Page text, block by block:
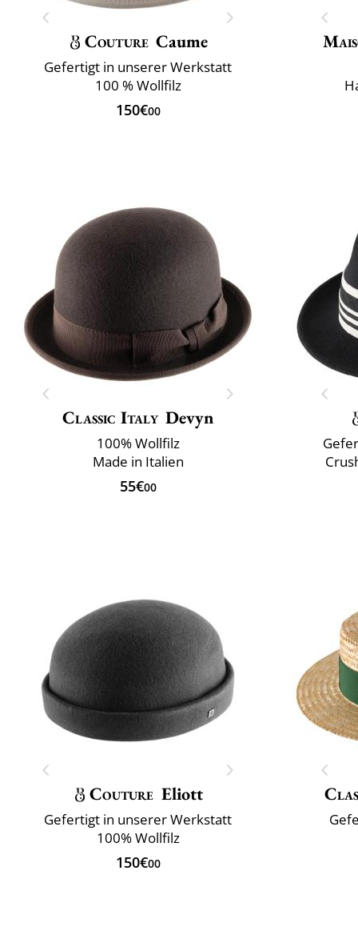
Couture Caume
Gefertigt in unserer Werkstatt
100 % Wollfilz
150€00
Classic Italy Devyn
100% Wollfilz
Made in Italien
55€00
Couture Eliott
Gefertigt in unserer Werkstatt
100% Wollfilz
150€00